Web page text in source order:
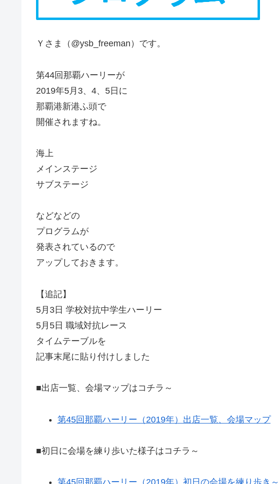
Ｙさま（@ysb_freeman）です。
第44回那覇ハーリーが
2019年5月3、4、5日に
那覇港新港ふ頭で
開催されますね。
海上
メインステージ
サブステージ
などなどの
プログラムが
発表されているので
アップしておきます。
【追記】
5月3日 学校対抗中学生ハーリー
5月5日 職域対抗レース
タイムテーブルを
記事末尾に貼り付けしました
■出店一覧、会場マップはコチラ～
第45回那覇ハーリー（2019年）出店一覧、会場マップ
■初日に会場を練り歩いた様子はコチラ～